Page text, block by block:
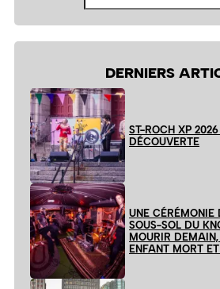
DERNIERS
ST-ROCH XP
DÉCOUVERTE
UNE CÉRÉMONIE
SOUS-SOL DU
MOURIR
ENFANT MORT